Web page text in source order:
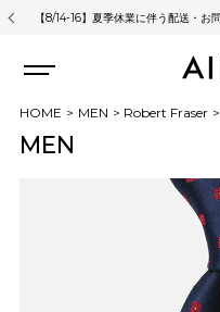
【8/14-16】夏季休業に伴う配送・お
HOME MEN Robert Fraser
MEN